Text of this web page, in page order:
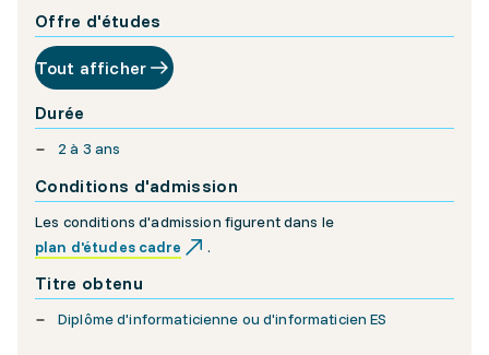
Offre d'études
Tout afficher
Durée
2 à 3 ans
Conditions d'admission
Les conditions d'admission figurent dans le
plan d'études cadre
.
Titre obtenu
Diplôme d'informaticienne ou d'informaticien ES